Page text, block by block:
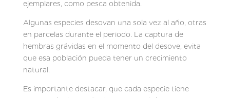
ejemplares, como pesca obtenida.
Algunas especies desovan una sola vez al año, otras
en parcelas durante el periodo. La captura de
hembras grávidas en el momento del desove, evita
que esa población pueda tener un crecimiento
natural.
Es importante destacar, que cada especie tiene